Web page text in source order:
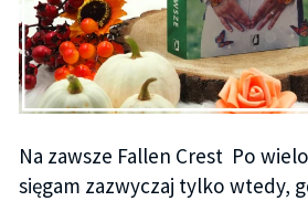
Na zawsze Fallen Crest Po
sięgam zazwyczaj tylko wtedy,